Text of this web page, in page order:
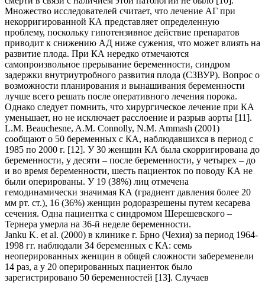
Множество исследователей считает, что лечение АГ при
некорригированной КА представляет определенную
проблему, поскольку гипотензивное действие препаратов
приводит к снижению АД ниже сужения, что может влиять на
развитие плода. При КА нередко отмечаются
самопроизвольное прерывание беременности, синдром
задержки внутриутробного развития плода (СЗВУР). Вопрос о
возможности планирования и вынашивания беременности
лучше всего решать после оперативного лечения порока.
Однако следует помнить, что хирургическое лечение при КА
уменьшает, но не исключает расслоение и разрыв аорты [11].
L.M. Beauchesne, A.M. Connolly, N.M. Ammash (2001)
сообщают о 50 беременных с КА, наблюдавшихся в период с
1985 по 2000 г. [12]. У 30 женщин КА была скорригирована до
беременности, у десяти – после беременности, у четырех – до
и во время беременности, шесть пациенток по поводу КА не
были оперированы. У 19 (38%) лиц отмечена
гемодинамически значимая КА (градиент давления более 20
мм рт. ст.), 16 (36%) женщин родоразрешены путем кесарева
сечения. Одна пациентка с синдромом Шерешевского –
Тернера умерла на 36-й неделе беременности.
Janku K. et al. (2000) в клинике г. Брно (Чехия) за период 1964-
1998 гг. наблюдали 34 беременных с КА: семь
неоперированных женщин в общей сложности забеременели
14 раз, а у 20 оперированных пациенток было
зарегистрировано 50 беременностей [13]. Случаев